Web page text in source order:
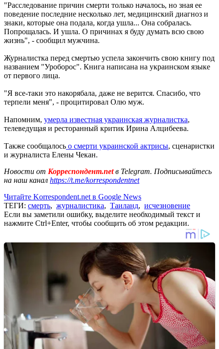
"Расследование причин смерти только началось, но зная ее
поведение последние несколько лет, медицинский диагноз и
знаки, которые она подала, когда ушла... Она собралась.
Попрощалась. И ушла. О причинах я буду думать всю свою
жизнь", - сообщил мужчина.
Журналистка перед смертью успела закончить свою книгу под
названием "Уроборос". Книга написана на украинском языке
от первого лица.
"Я все-таки это накорябала, даже не верится. Спасибо, что
терпели меня", - процитировал Олю муж.
Напомним, умерла известная украинская журналистка,
телеведущая и ресторанный критик Ирина Алцибеева.
Также сообщалось о смерти украинской актрисы, сценаристки
и журналиста Елены Чекан.
Новости от Корреспондент.netв Telegram. Подписывайтесь
на наш канал https://t.me/korrespondentnet
Читайте Korrespondent.net в Google News
ТЕГИ: смерть, журналистика, Таиланд, исчезновение
Если вы заметили ошибку, выделите необходимый текст и
нажмите Ctrl+Enter, чтобы сообщить об этом редакции.